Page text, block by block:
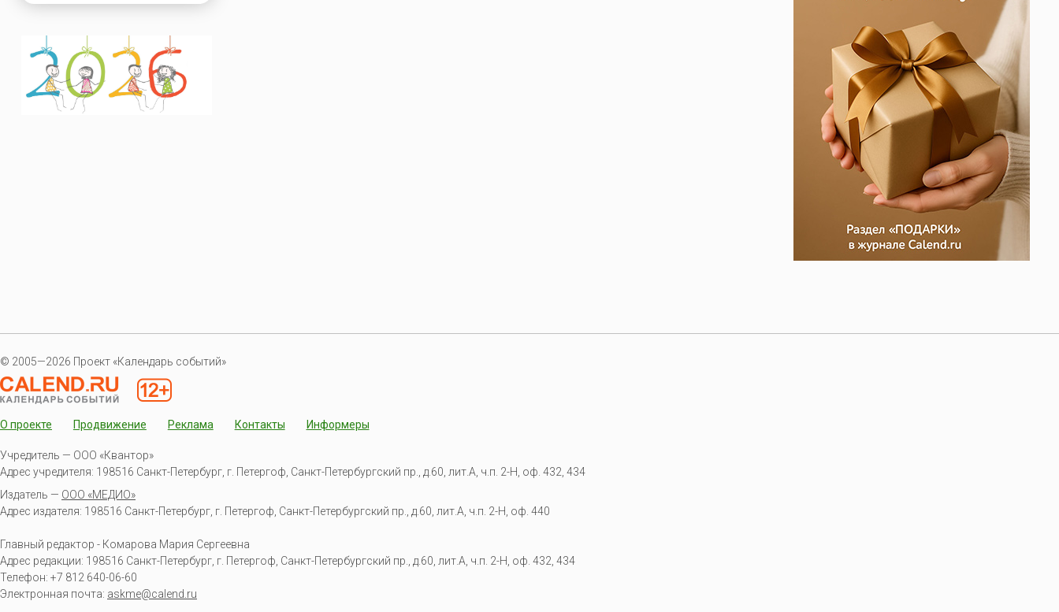
© 2005—2026 Проект «Календарь событий»
О проекте Продвижение Реклама Контакты Информеры
Учредитель — ООО «Квантор»
Адрес учредителя: 198516 Санкт-Петербург, г. Петергоф, Санкт-Петербургский пр., д.60, лит.А, ч.п. 2-Н, оф. 432, 434
Издатель — ООО «МЕДИО»
Адрес издателя: 198516 Санкт-Петербург, г. Петергоф, Санкт-Петербургский пр., д.60, лит.А, ч.п. 2-Н, оф. 440
Главный редактор - Комарова Мария Сергеевна
Адрес редакции: 198516 Санкт-Петербург, г. Петергоф, Санкт-Петербургский пр., д.60, лит.А, ч.п. 2-Н, оф. 432, 434
Телефон: +7 812 640-06-60
Электронная почта: askme@calend.ru